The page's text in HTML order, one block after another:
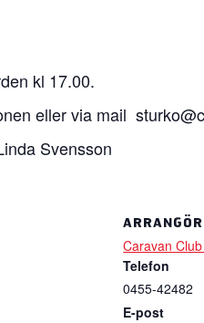
kl 17.00.
eller via mail
Svensson
ARRANGÖR
Caravan
Telefon
0455-42482
E-post